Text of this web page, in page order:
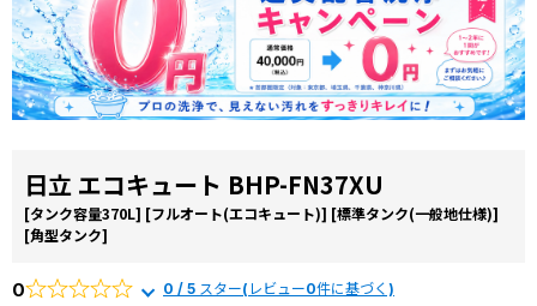
日立 エコキュート BHP-FN37XU
[タンク容量370L] [フルオート(エコキュート)] [標準タンク(一般地仕様)]
[角型タンク]
0 0 / 5 スター(レビュー0件に基づく)